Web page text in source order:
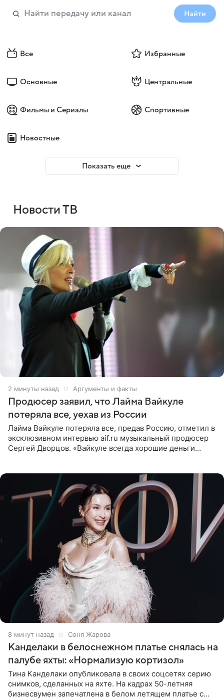
Найти
Все Избранные
Основные Центральные
Фильмы и Сериалы Спортивные
Новостные
Показать еще
Новости ТВ
2 минуты назад Аргументы и факты
Продюсер заявил, что Лайма Вайкуле
потеряла все, уехав из России
Лайма Вайкуле потеряла все, предав Россию, отметил в
эксклюзивном интервью aif.ru музыкальный продюсер
Сергей Дворцов. «Вайкуле всегда хорошие деньги
8 минут назад Соня Жарова
Канделаки в белоснежном платье снялась на
палубе яхты: «Нормализую кортизол»
Тина Канделаки опубликовала в своих соцсетях серию
снимков, сделанных на яхте. На кадрах 50-летняя
бизнесвумен запечатлена в белом летящем платье с